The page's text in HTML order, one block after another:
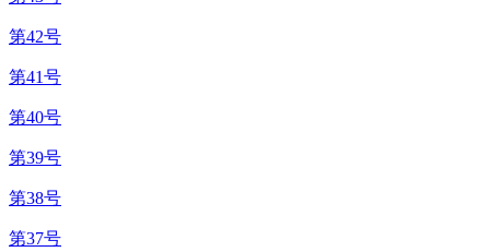
第42号
第41号
第40号
第39号
第38号
第37号